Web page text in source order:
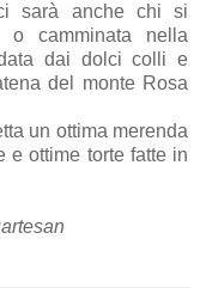
sarà anche chi si
o camminata nella
dai dolci colli e
del monte Rosa
un ottima merenda
e ottime torte fatte in